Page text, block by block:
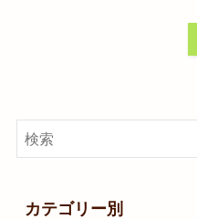
カテゴリー別